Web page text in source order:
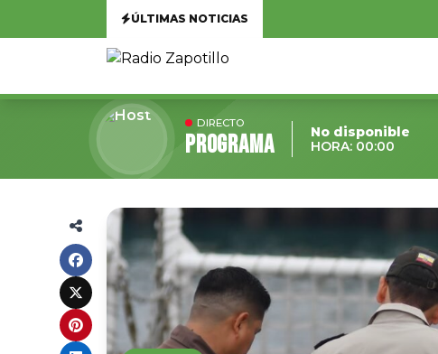
ÚLTIMAS NOTICIAS
DIRECTO
Programa
No disponible
HORA: 00:00